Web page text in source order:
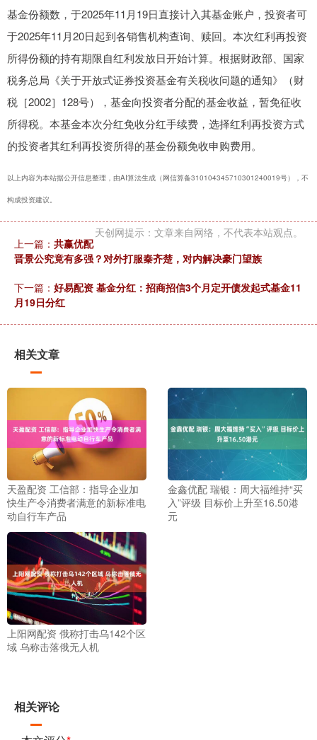
基金份额数，于2025年11月19日直接计入其基金账户，投资者可
于2025年11月20日起到各销售机构查询、赎回。本次红利再投资
所得份额的持有期限自红利发放日开始计算。根据财政部、国家
税务总局《关于开放式证券投资基金有关税收问题的通知》（财
税［2002］128号），基金向投资者分配的基金收益，暂免征收
所得税。本基金本次分红免收分红手续费，选择红利再投资方式
的投资者其红利再投资所得的基金份额免收申购费用。
以上内容为本站据公开信息整理，由AI算法生成（网信算备310104345710301240019号），不
构成投资建议。
天创网提示：文章来自网络，不代表本站观点。
上一篇： 共赢优配
晋景公究竟有多强？对外打服秦齐楚，对内解决豪门望族
下一篇： 好易配资 基金分红：招商招信3个月定开债发起式基金11
月19日分红
相关文章
天盈配资 工信部：指导企业加
快生产令消费者满意的新标准电
动自行车产品
金鑫优配 瑞银：周大福维持“买
入”评级 目标价上升至16.50港
元
上阳网配资 俄称打击乌142个区
域 乌称击落俄无人机
相关评论